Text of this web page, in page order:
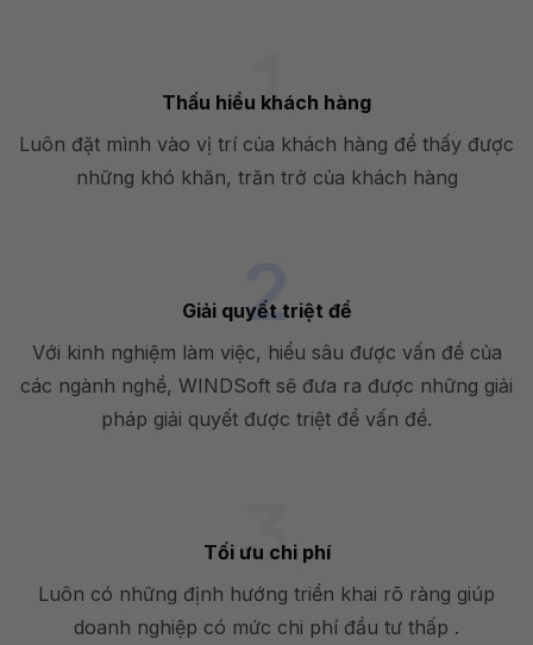
Thấu hiểu khách hàng
Luôn đặt mình vào vị trí của khách hàng để thấy được
những khó khăn, trăn trở của khách hàng
Giải quyết triệt để
Với kinh nghiệm làm việc, hiểu sâu được vấn đề của
các ngành nghề, WINDSoft sẽ đưa ra được những giải
pháp giải quyết được triệt để vấn đề.
Tối ưu chi phí
Luôn có những định hướng triển khai rõ ràng giúp
doanh nghiệp có mức chi phí đầu tư thấp .